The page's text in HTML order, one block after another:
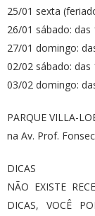
25/01 sexta
26/01 sábado: das
27/01 domingo:
02/02 sábado: das
03/02 domingo:
PARQUE VILLA-
na Av. Prof.
DICAS
NÃO EXISTE
DICAS, VOCÊ